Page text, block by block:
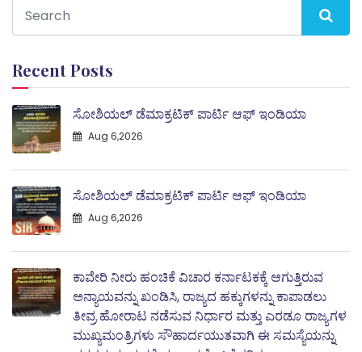
Recent Posts
ಸೋಶಿಯಲ್ ಡೆಮಾಕ್ರಟಿಕ್ ಪಾರ್ಟಿ ಆಫ್ ಇಂಡಿಯಾ
Aug 6,2026
ಸೋಶಿಯಲ್ ಡೆಮಾಕ್ರಟಿಕ್ ಪಾರ್ಟಿ ಆಫ್ ಇಂಡಿಯಾ
Aug 6,2026
ಕಾವೇರಿ ನೀರು ಹಂಚಿಕೆ ವಿಚಾರ ಕರ್ನಾಟಕಕ್ಕೆ ಆಗುತ್ತಿರುವ
ಅನ್ಯಾಯವನ್ನು ಖಂಡಿಸಿ, ರಾಜ್ಯದ ಹಕ್ಕುಗಳನ್ನು ಕಾಪಾಡಲು
ತೀವ್ರ ಹೋರಾಟ ನಡೆಸುವ ನಿರ್ಧಾರ ಮತ್ತು ಎರಡೂ ರಾಜ್ಯಗಳ
ಮುಖ್ಯಮಂತ್ರಿಗಳು ಸೌಹಾರ್ದಯುತವಾಗಿ ಈ ಸಮಸ್ಯೆಯನ್ನು